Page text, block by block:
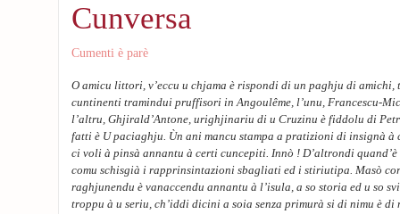
Cunversa
Cumenti è parè
O amicu littori, v’eccu u chjama è rispondi di un paghju di
cuntinenti tramindui pruffisori in Angoulême, l’unu, Francescu-
l’altru, Ghjirald’Antone, urighjinariu di u Cruzinu è fiddolu di
fatti è U paciaghju. Ùn ani mancu stampa a pratizioni di insignà à
ci voli à pinsà annantu à certi cuncepiti. Innò ! D’altrondi quand’è
comu schisgià i rapprinsintazioni sbagliati ed i stiriutipa. Masò
raghjunendu è vanaccendu annantu à l’isula, a so storia ed u so
troppu à u seriu, ch’iddi dicini a soia senza primurà si di nimu è di